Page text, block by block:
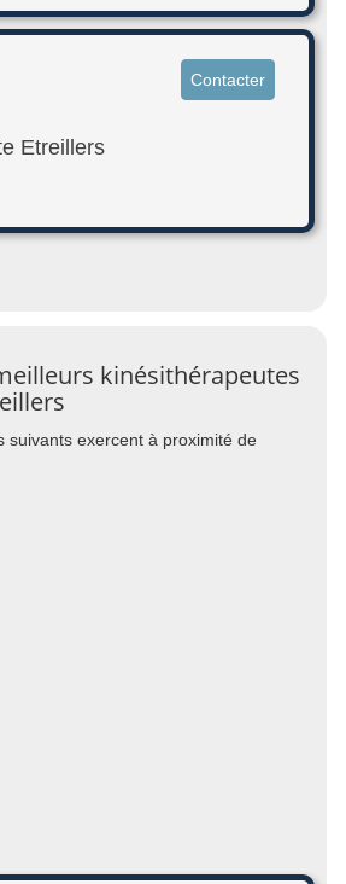
Contacter
Etreillers
kinésithérapeutes
suivants exercent à proximité de